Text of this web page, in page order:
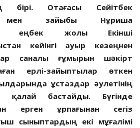
бірі. Отағасы Сейітбек
мен зайыбы Нұриша
еңбек жолы Екінші
кейінгі ауыр кезеңнен
саналы ғұмырын шәкірт
ерлі-зайыптылар өткен
ұстаздар әулетінің
қалай бастайды. Бүгінде
ерген ұрпағынан сегіз
сыныптардың екі мұғалімі